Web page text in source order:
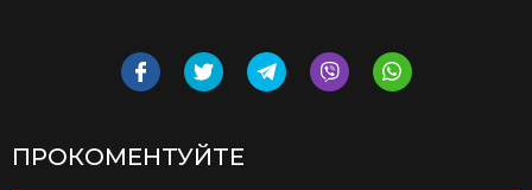
ПРОКОМЕНТУЙТЕ